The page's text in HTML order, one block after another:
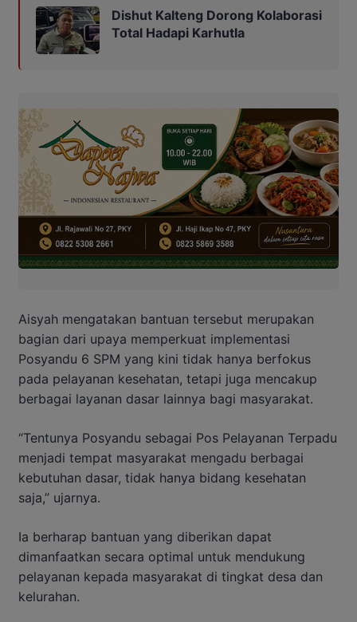
Dishut Kalteng Dorong Kolaborasi
Total Hadapi Karhutla
Aisyah mengatakan bantuan tersebut merupakan
bagian dari upaya memperkuat implementasi
Posyandu 6 SPM yang kini tidak hanya berfokus
pada pelayanan kesehatan, tetapi juga mencakup
berbagai layanan dasar lainnya bagi masyarakat.
“Tentunya Posyandu sebagai Pos Pelayanan Terpadu
menjadi tempat masyarakat mengadu berbagai
kebutuhan dasar, tidak hanya bidang kesehatan
saja,” ujarnya.
Ia berharap bantuan yang diberikan dapat
dimanfaatkan secara optimal untuk mendukung
pelayanan kepada masyarakat di tingkat desa dan
kelurahan.